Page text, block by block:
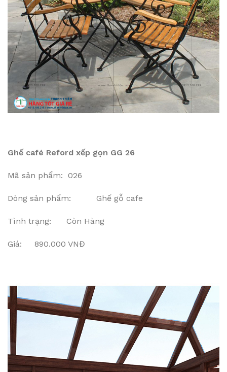
Ghế café Reford xếp gọn GG 26
Mã sản phẩm: 026
Dòng sản phẩm: Ghế gỗ cafe
Tình trạng: Còn Hàng
Giá: 890.000 VNĐ